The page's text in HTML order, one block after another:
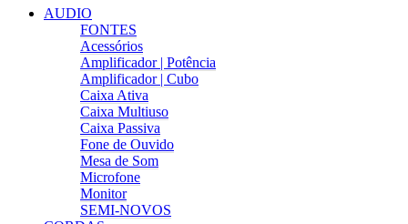
AUDIO
FONTES
Acessórios
Amplificador | Potência
Amplificador | Cubo
Caixa Ativa
Caixa Multiuso
Caixa Passiva
Fone de Ouvido
Mesa de Som
Microfone
Monitor
SEMI-NOVOS